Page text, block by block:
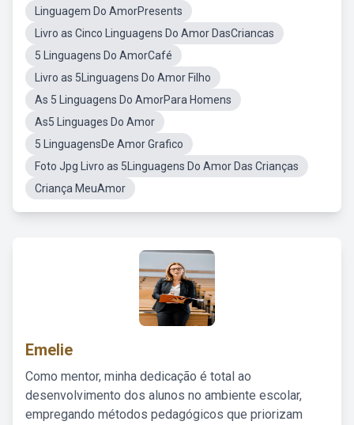
Linguagem Do AmorPresents
Livro as Cinco Linguagens Do Amor DasCriancas
5 Linguagens Do AmorCafé
Livro as 5Linguagens Do Amor Filho
As 5 Linguagens Do AmorPara Homens
As5 Linguages Do Amor
5 LinguagensDe Amor Grafico
Foto Jpg Livro as 5Linguagens Do Amor Das Crianças
Criança MeuAmor
Emelie
Como mentor, minha dedicação é total ao
desenvolvimento dos alunos no ambiente escolar,
empregando métodos pedagógicos que priorizam